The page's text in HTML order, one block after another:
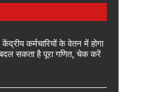
कर्मचारियों के वेतन में होगा
सकता है पूरा गणित, चेक करें